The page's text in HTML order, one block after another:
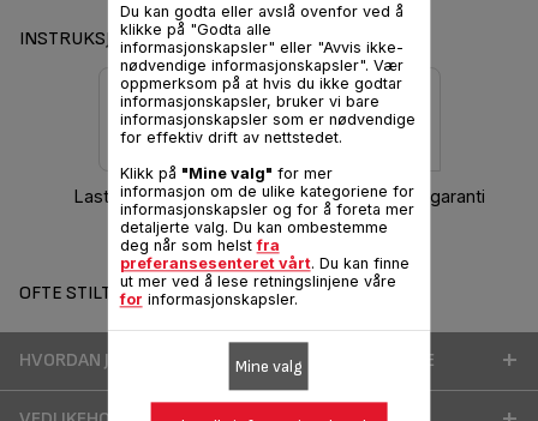
INSTRUKSJONER OG HÅNDBOK
Last ned håndbok Informasjon om garanti
OFTE STILTE SPØRSMÅL
HVORDAN JEG KAN BRUKE PRODUKTET MITT BEDRE
Du kan godta eller avslå ovenfor ved å
klikke på "Godta alle
informasjonskapsler" eller "Avvis ikke-
nødvendige informasjonskapsler". Vær
oppmerksom på at hvis du ikke godtar
informasjonskapsler, bruker vi bare
informasjonskapsler som er nødvendige
for effektiv drift av nettstedet.
Klikk på "Mine valg" for mer
informasjon om de ulike kategoriene for
informasjonskapsler og for å foreta mer
detaljerte valg. Du kan ombestemme
deg når som helstfra
preferansesenteret vårt. Du kan finne
ut mer ved å lese retningslinjene våre
for informasjonskapsler.
Mine valg